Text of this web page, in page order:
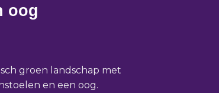
oog
groen landschap met
en een oog.